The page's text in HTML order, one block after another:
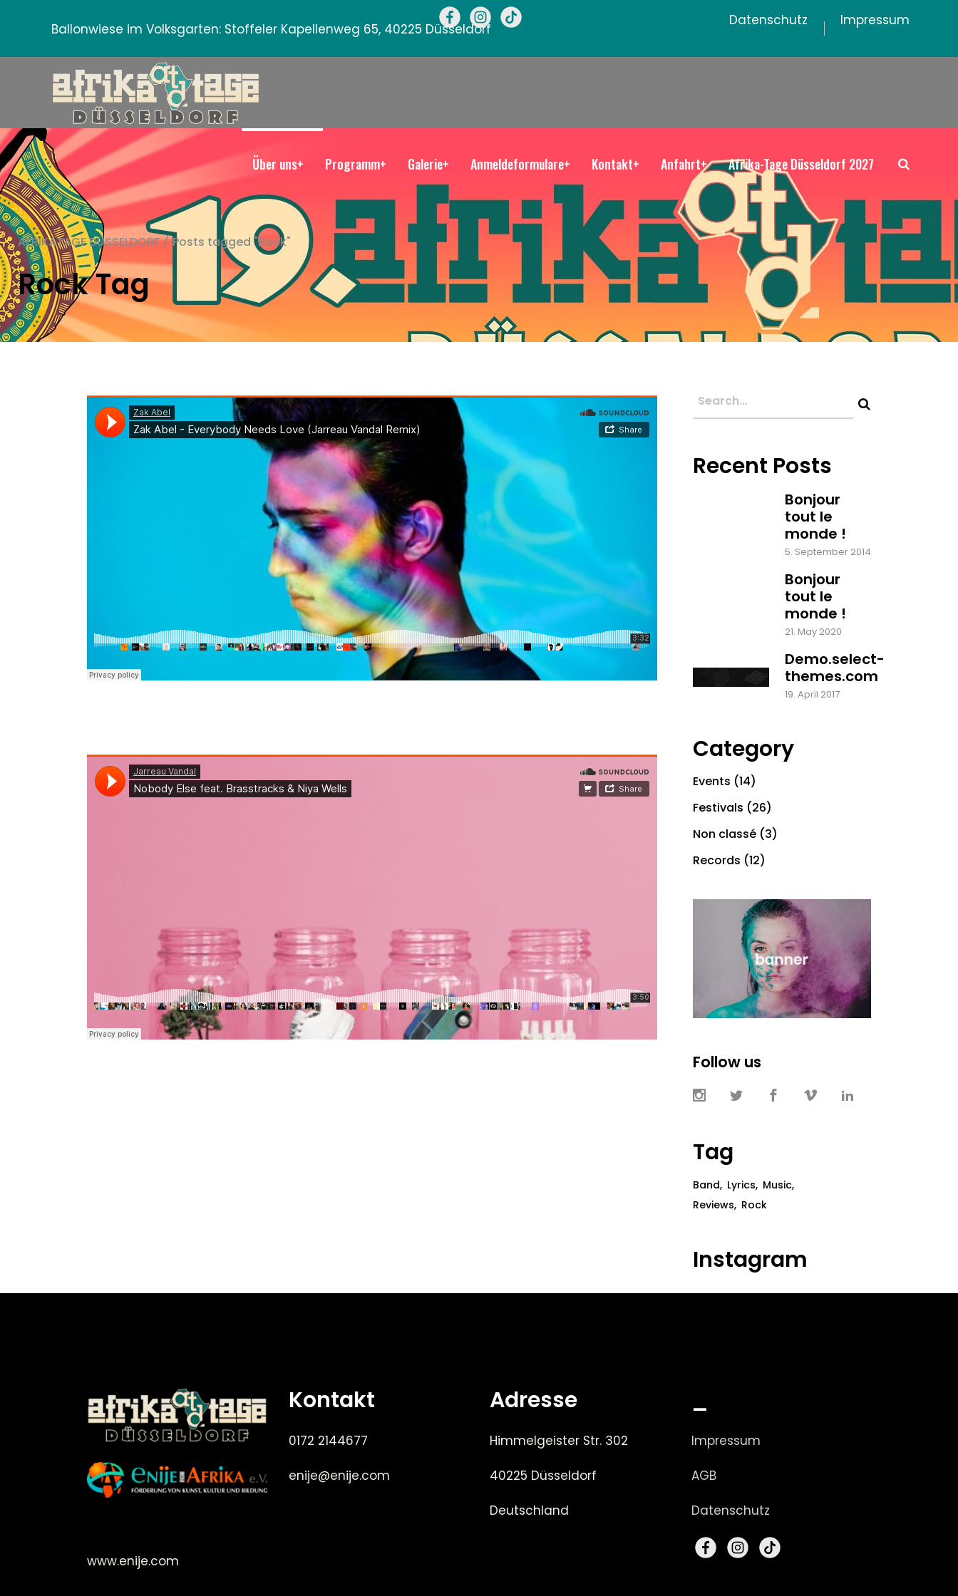
Ballonwiese im Volksgarten: Stoffeler Kapellenweg 65, 40225 Düsseldorf
Datenschutz Impressum
Über uns+ Programm+ Galerie+ Anmeldeformulare+ Kontakt+ Anfahrt+ Afrika-Tage Düsseldorf 2027
AFRIKATAGE DÜSSELDORF / Posts tagged "Rock"
Rock Tag
Recent Posts
Bonjour
tout le
monde !
5. September 2014
Bonjour
tout le
monde !
21. May 2020
Demo.select-
themes.com
19. April 2017
Category
Events (14)
Festivals (26)
Non classé (3)
Records (12)
Follow us
Tag
Band Lyrics Music
Reviews Rock
Instagram
www.enije.com
Kontakt
0172 2144677
enije@enije.com
Adresse
Himmelgeister Str. 302
40225 Düsseldorf
Deutschland
_
Impressum
AGB
Datenschutz